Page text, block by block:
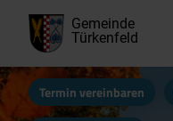
Gemeinde
Türkenfeld
Termin vereinbaren